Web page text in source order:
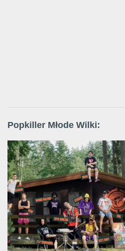
Popkiller Młode Wilki: